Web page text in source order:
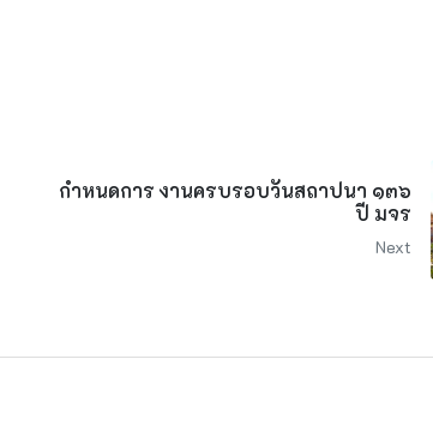
กำหนดการ งานครบรอบวันสถาปนา ๑๓๖
ปี มจร
Next